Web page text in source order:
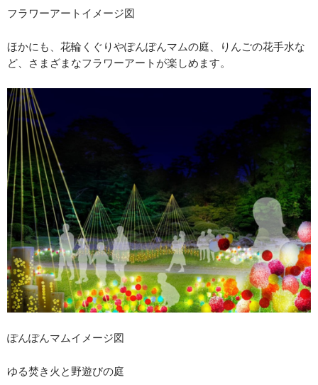
フラワーアートイメージ図
ほかにも、花輪くぐりやぽんぽんマムの庭、りんごの花手水な
ど、さまざまなフラワーアートが楽しめます。
ぽんぽんマムイメージ図
ゆる焚き火と野遊びの庭